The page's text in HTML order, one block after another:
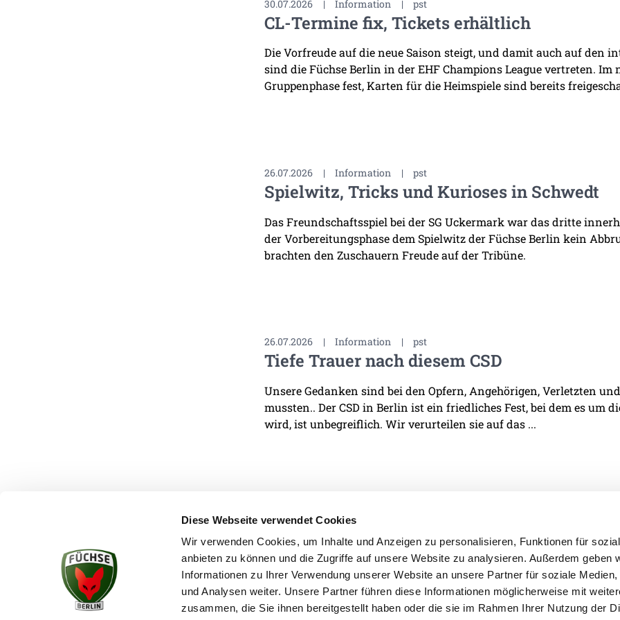
Diese Webseite verwendet Cookies
Wir verwenden Cookies, um Inhalte und Anzeigen zu personalisieren, Funktionen für
anbieten zu können und die Zugriffe auf unsere Website zu analysieren. Außerdem geben
Informationen zu Ihrer Verwendung unserer Website an unsere Partner für soziale Medien,
und Analysen weiter. Unsere Partner führen diese Informationen möglicherweise mit
zusammen, die Sie ihnen bereitgestellt haben oder die sie im Rahmen Ihrer Nutzung der
30.07.2026 | Information | pst
CL-Termine fix, Tickets erhältlich
Die Vorfreude auf die neue Saison steigt, und damit auch auf den
sind die Füchse Berlin in der EHF Champions League vertreten.
Gruppenphase fest, Karten für die Heimspiele sind bereits
26.07.2026 | Information | pst
Spielwitz, Tricks und Kurioses in Schwedt
Das Freundschaftsspiel bei der SG Uckermark war das dritte
der Vorbereitungsphase dem Spielwitz der Füchse Berlin kein
brachten den Zuschauern Freude auf der Tribüne.
26.07.2026 | Information | pst
Tiefe Trauer nach diesem CSD
Unsere Gedanken sind bei den Opfern, Angehörigen, Verletzten
mussten.. Der CSD in Berlin ist ein friedliches Fest, bei dem es um
wird, ist unbegreiflich. Wir verurteilen sie auf das ...
KONTAKT IMPRESSUM